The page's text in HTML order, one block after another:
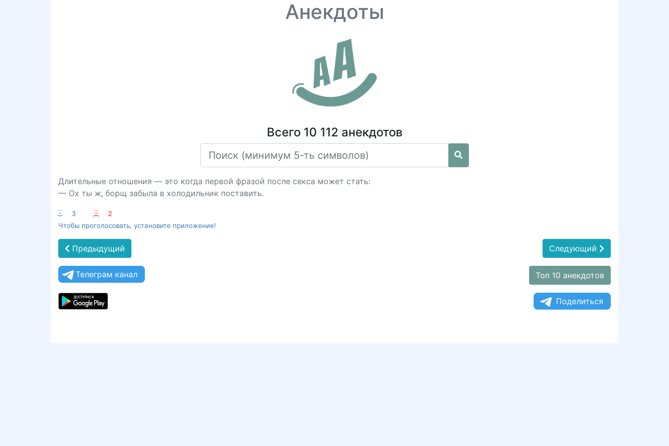
Анекдоты
Всего 10 112 анекдотов
Длительные отношения — это когда первой фразой после ceкcа может стать:
— Ох ты ж, борщ забыла в холодильник поставить.
:-) 3 :-(
2
Чтобы проголосовать, установите приложение!
Предыдущий Следующий
Телеграм канал Топ 10 анекдотов
Поделиться